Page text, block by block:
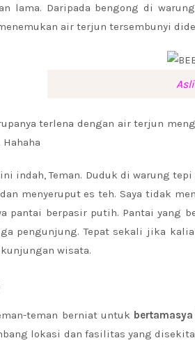
lama. Daripada bengong di
air terjun tersembunyi
terlena dengan air terjun
indah, Teman. Duduk di warung
menyeruput es teh. Saya tidak
pantai berpasir putih. Pantai yang
pengunjung. Tepat sekali jika
wisata.
teman berniat untuk
lokasi dan fasilitas yang